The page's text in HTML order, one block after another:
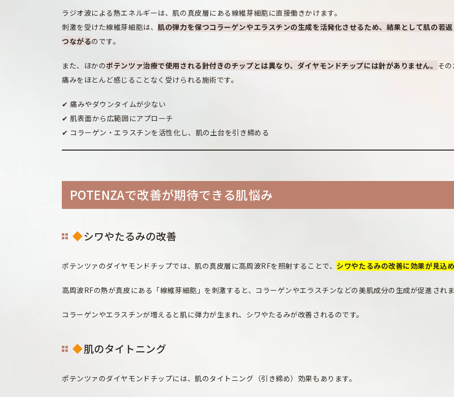
ラジオ波による熱エネルギーは、肌の真皮層にある線維芽細胞に直接働きかけます。
刺激を受けた線維芽細胞は、肌の弾力を保つコラーゲンやエラスチンの生成を活発化させるため、結果として肌の若
つながるのです。
また、ほかのポテンツァ治療で使用される針付きのチップとは異なり、ダイヤモンドチップには針がありません。 そ
痛みをほとんど感じることなく受けられる施術です。
✔ 痛みやダウンタイムが少ない
✔ 肌表面から広範囲にアプローチ
✔ コラーゲン・エラスチンを活性化し、肌の土台を引き締める
POTENZAで改善が期待できる肌悩み
シワやたるみの改善
ポテンツァのダイヤモンドチップでは、肌の真皮層に高周波RFを照射することで、 シワやたるみの改善に効果が見込
高周波RFの熱が真皮にある「線維芽細胞」を刺激すると、コラーゲンやエラスチンなどの美肌成分の生成が促進され
コラーゲンやエラスチンが増えると肌に弾力が生まれ、シワやたるみが改善されるのです。
肌のタイトニング
ポテンツァのダイヤモンドチップには、肌のタイトニング（引き締め）効果もあります。